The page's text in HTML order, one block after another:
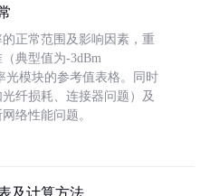
正常范围及影响因素，重
典型值为-3dBm
光模块的参考值表格。同时
纤损耗、连接器问题）及
络性能问题。
及计算方法